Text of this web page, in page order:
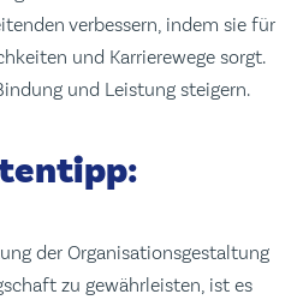
verbessern, indem sie für
und Karrierewege sorgt.
und Leistung steigern.
der Organisationsgestaltung
zu gewährleisten, ist es